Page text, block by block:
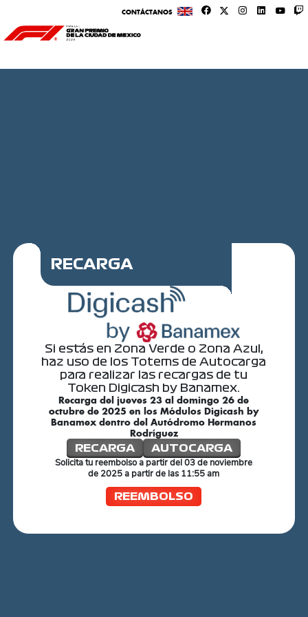
CONTÁCTANOS
RECARGA
Si estás en Zona Verde o Zona Azul,
haz uso de los Totems de Autocarga
para realizar las recargas de tu
Token Digicash by Banamex.
Recarga del jueves 23 al domingo 26 de
octubre de 2025 en los Módulos Digicash by
Banamex dentro del Autódromo Hermanos
Rodríguez
RECARGA AUTOCARGA
Solicita tu reembolso a partir del 03 de noviembre
de 2025 a partir de las 11:55 am
REEMBOLSO